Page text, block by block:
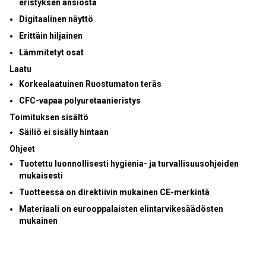
eristyksen ansiosta
Digitaalinen näyttö
Erittäin hiljainen
Lämmitetyt osat
Laatu
Korkealaatuinen Ruostumaton teräs
CFC-vapaa polyuretaanieristys
Toimituksen sisältö
Säiliö ei sisälly hintaan
Ohjeet
Tuotettu luonnollisesti hygienia- ja turvallisuusohjeiden
mukaisesti
Tuotteessa on direktiivin mukainen CE-merkintä
Materiaali on eurooppalaisten elintarvikesäädösten
mukainen